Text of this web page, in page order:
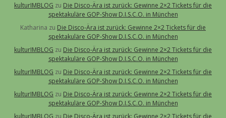
kulturIMBLOG zu Die Disco-Ära ist zurück: Gewinne 2×2 Tickets für die
spektakuläre GOP-Show D.I.S.C.O. in München
Katharina zu Die Disco-Ära ist zurück: Gewinne 2×2 Tickets für die
spektakuläre GOP-Show D.I.S.C.O. in München
kulturIMBLOG zu Die Disco-Ära ist zurück: Gewinne 2×2 Tickets für die
spektakuläre GOP-Show D.I.S.C.O. in München
kulturIMBLOG zu Die Disco-Ära ist zurück: Gewinne 2×2 Tickets für die
spektakuläre GOP-Show D.I.S.C.O. in München
kulturIMBLOG zu Die Disco-Ära ist zurück: Gewinne 2×2 Tickets für die
spektakuläre GOP-Show D.I.S.C.O. in München
kulturIMBLOG zu Die Disco-Ära ist zurück: Gewinne 2×2 Tickets für die